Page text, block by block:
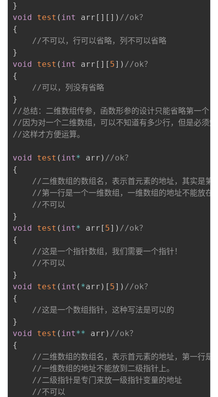
}
void
test ( int arr [ ] [ ] ) //ok？
{
//不可以，行可以省略，列不可以省略
}
void
test ( int arr [ ] [ 5] ) //ok？
{
//可以，列没有省略
}
//总结：二维数组传参，函数形参的设计只能省略第一个
//因为对一个二维数组，可以不知道有多少行，但是必须
//这样才方便运算。
void test ( int* arr ) //ok？
{
//二维数组的数组名，表示首元素的地址，其实是第
//第一行是一个一维数组，一维数组的地址不能放在
//不可以
}
void
test ( int* arr [ 5] ) //ok？
{
//这是一个指针数组，我们需要一个指针！
//不可以
}
void
test ( int ( *arr ) [ 5] ) //ok？
{
//这是一个数组指针，这种写法是可以的
}
void
test ( int** arr ) //ok？
{
//二维数组的数组名，表示首元素的地址，第一行是
//一维数组的地址不能放到二级指针上。
//二级指针是专门来放一级指针变量的地址
//不可以